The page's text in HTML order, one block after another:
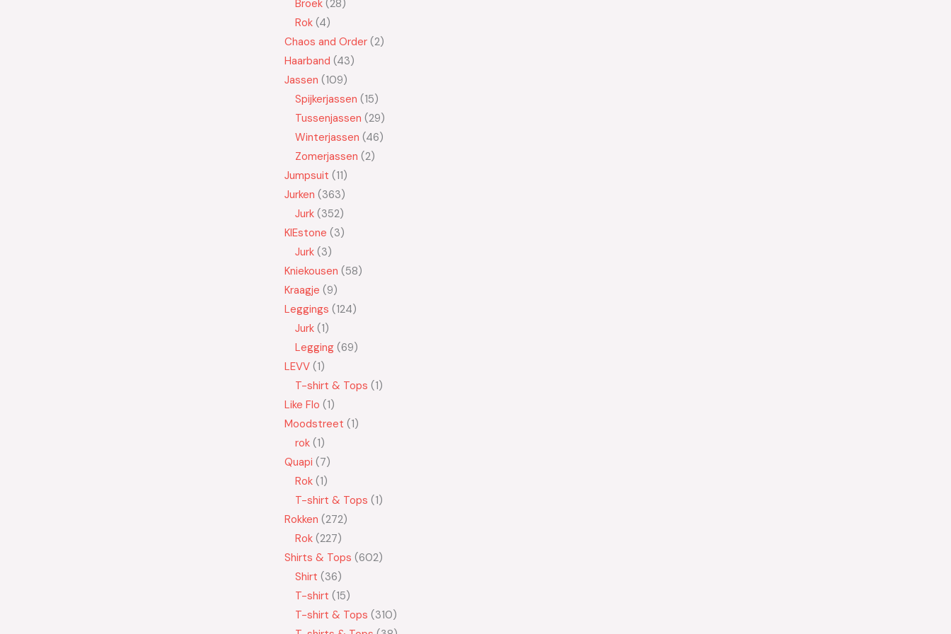
Broek 28
Rok 4
Chaos and Order 2
Haarband 43
Jassen 109
Spijkerjassen 15
Tussenjassen 29
Winterjassen 46
Zomerjassen 2
Jumpsuit 11
Jurken 363
Jurk 352
KIEstone 3
Jurk 3
Kniekousen 58
Kraagje 9
Leggings 124
Jurk 1
Legging 69
LEVV 1
T-shirt & Tops 1
Like Flo 1
Moodstreet 1
rok 1
Quapi 7
Rok 1
T-shirt & Tops 1
Rokken 272
Rok 227
Shirts & Tops 602
Shirt 36
T-shirt 15
T-shirt & Tops 310